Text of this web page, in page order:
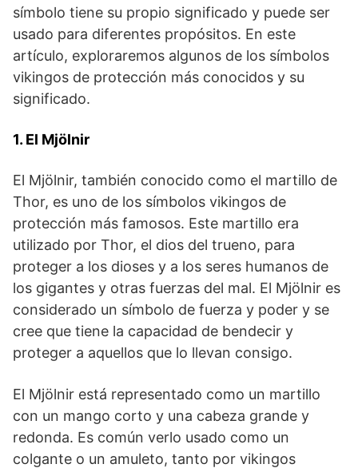
símbolo tiene su propio significado y puede ser
⁣usado para diferentes propósitos. ‍En este
artículo, exploraremos algunos de ​los símbolos
vikingos de protección más ​conocidos y su
significado.
1. El Mjölnir
El Mjölnir, también conocido como el martillo de
Thor, es uno de los ‍símbolos vikingos de
protección más famosos. Este martillo era⁢
utilizado por Thor, el dios del trueno, para
proteger a los‍ dioses y a ​los seres ⁢humanos de
los gigantes y ​otras fuerzas del mal. El⁣ Mjölnir es
considerado‌ un símbolo de fuerza y poder⁣ y se
cree que tiene la capacidad⁢ de bendecir y
proteger a aquellos ⁤que‍ lo llevan⁤ consigo.
El Mjölnir está representado como un martillo
‍con un mango corto​ y una cabeza grande y
redonda. Es común ⁢verlo usado como un
colgante o un amuleto,​ tanto por vikingos